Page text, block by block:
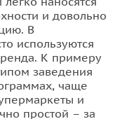
и довольно
В
используются
К примеру
заведения
чаще
и
простой – за